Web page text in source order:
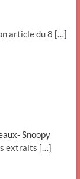
article du 8 […]
Snoopy
extraits […]